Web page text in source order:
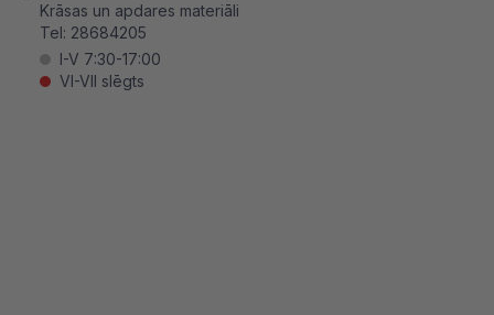
Krāsas un apdares materiāli
Tel: 28684205
I-V 7:30-17:00
VI-VII slēgts